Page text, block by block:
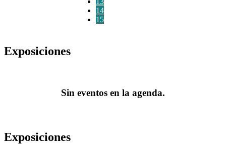
14
15
Exposiciones
Sin eventos en la agenda.
Exposiciones